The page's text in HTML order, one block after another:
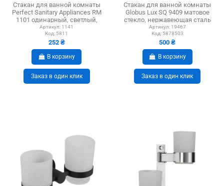
Стакан для ванной комнаты
Perfect Sanitary Appliances RM
1101 одинарный, светлый,
фигурный
Артикул: 1141
Код: 5811
252 ₴
В корзину
Заказ в один клик
Стакан для ванной комнаты
Globus Lux SQ 9409 матовое
стекло, нержавеющая сталь
Артикул: 19467
Код: 5878503
500 ₴
В корзину
Заказ в один клик